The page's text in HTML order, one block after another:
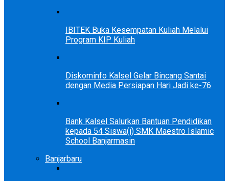
IBITEK Buka Kesempatan Kuliah Melalui
Program KIP Kuliah
Diskominfo Kalsel Gelar Bincang Santai
dengan Media Persiapan Hari Jadi ke-76
Bank Kalsel Salurkan Bantuan Pendidikan
kepada 54 Siswa(i) SMK Maestro Islamic
School Banjarmasin
Banjarbaru